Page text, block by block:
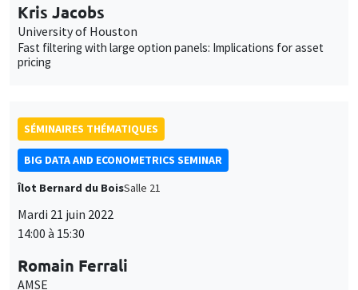
Kris Jacobs
University of Houston
Fast filtering with large option panels: Implications for asset
pricing
SÉMINAIRES THÉMATIQUES
BIG DATA AND ECONOMETRICS SEMINAR
Îlot Bernard du BoisSalle 21
Mardi 21 juin 2022
14:00 à 15:30
Romain Ferrali
AMSE